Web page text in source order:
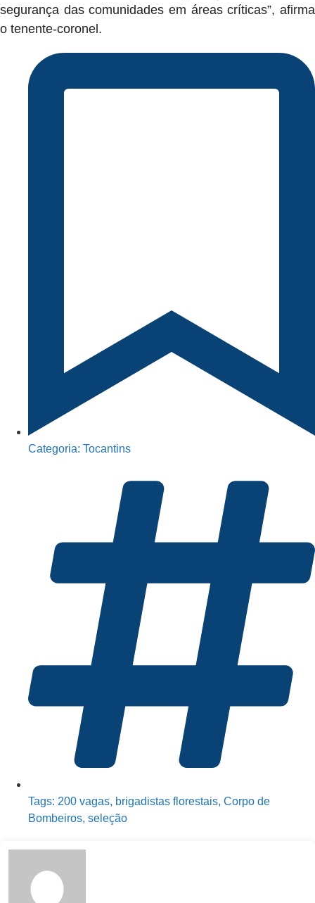
segurança das comunidades em áreas críticas”, afirma
o tenente-coronel.
Categoria: Tocantins
Tags: 200 vagas, brigadistas florestais, Corpo de
Bombeiros, seleção